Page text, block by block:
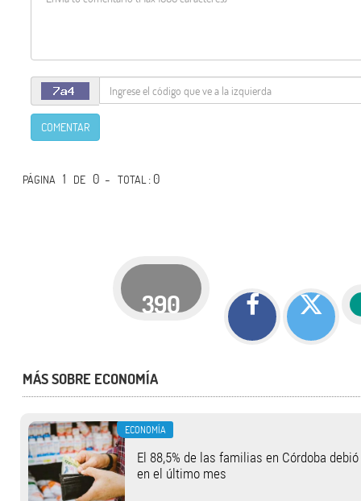
COMENTAR
PÁGINA 1 DE 0 -TOTAL: 0
390
MÁS SOBRE ECONOMÍA
ECONOMÍA
El 88,5% de las familias en Córdoba
en el último mes